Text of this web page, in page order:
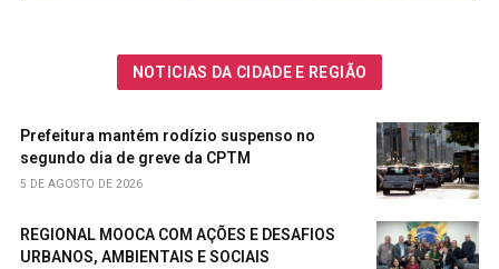
NOTICIAS DA CIDADE E REGIÃO
Prefeitura mantém rodízio suspenso no
segundo dia de greve da CPTM
5 DE AGOSTO DE 2026
REGIONAL MOOCA COM AÇÕES E DESAFIOS
URBANOS, AMBIENTAIS E SOCIAIS